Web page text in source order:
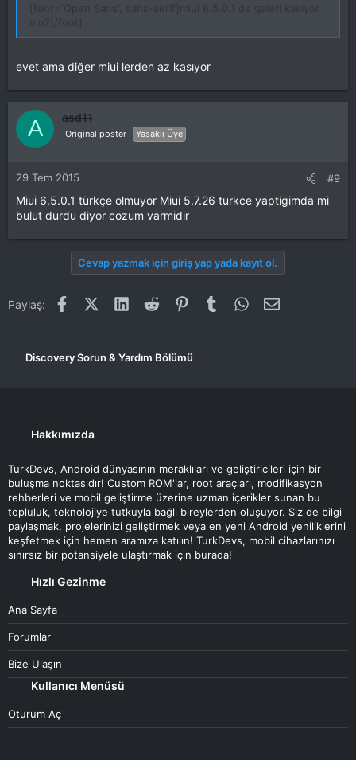
[font='Open Sans', sans-serif]miui 6.5.0.1 de galeri kasıyor
mu?[/font]
evet ama diğer miui lerden az kasıyor
A asd11
Original poster Yasaklı Üye
29 Tem 2015 #9
Miui 6.5.0.1 türkçe olmuyor Miui 5.7.26 turkce yaptigimda mi
bulut durdu diyor cozum varmidir
Cevap yazmak için giriş yap yada kayıt ol.
Paylaş: FacebookX (Twitter)
LinkedInReddit PinterestTumblr WhatsAppE-posta
Discovery Sorun & Yardım Bölümü
Hakkımızda
TurkDevs, Android dünyasının meraklıları ve geliştiricileri için bir
buluşma noktasıdır! Custom ROM'lar, root araçları, modifikasyon
rehberleri ve mobil geliştirme üzerine uzman içerikler sunan bu
topluluk, teknolojiye tutkuyla bağlı bireylerden oluşuyor. Siz de bilgi
paylaşmak, projelerinizi geliştirmek veya en yeni Android yeniliklerini
keşfetmek için hemen aramıza katılın! TurkDevs, mobil cihazlarınızı
sınırsız bir potansiyele ulaştırmak için burada!
Hızlı Gezinme
Ana Sayfa
Forumlar
Bize Ulaşın
Kullanıcı Menüsü
Oturum Aç